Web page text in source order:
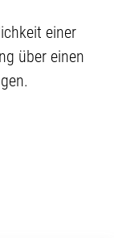
einer
über einen